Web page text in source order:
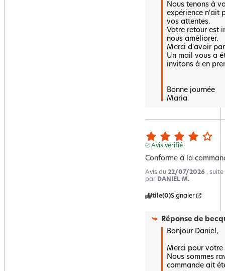
Nous tenons à
expérience n'ait
vos attentes.
Votre retour est
nous améliorer.
Merci d'avoir
Un mail vous a
invitons à en
Bonne journée
Maria
Avis vérifié
Conforme à la
Avis du 22/07/2026 , suite
par DANIEL M.
Utile(0)Signaler
Réponse de
Bonjour Daniel,
Merci pour
Nous sommes
commande ait